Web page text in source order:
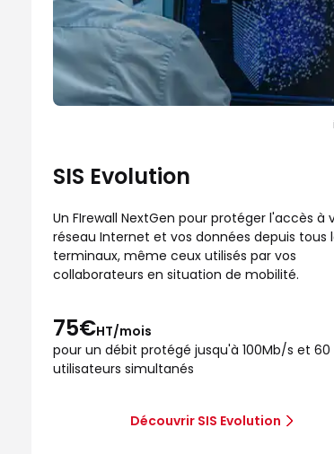
SIS Evolution
Un FIrewall NextGen pour protéger l'accès à
réseau Internet et vos données depuis tous
terminaux, même ceux utilisés par vos
collaborateurs en situation de mobilité.
75€HT/mois
pour un débit protégé jusqu'à 100Mb/s et 60
utilisateurs simultanés
Découvrir SIS Evolution